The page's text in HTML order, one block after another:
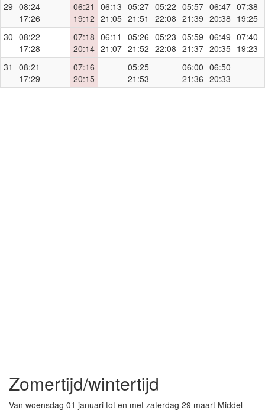
29 08:24
17:26
06:21
19:12
06:13
21:05
05:27
21:51
05:22
22:08
05:57
21:39
06:47
20:38
07:38
19:25
30 08:22
17:28
07:18
20:14
06:11
21:07
05:26
21:52
05:23
22:08
05:59
21:37
06:49
20:35
07:40
19:23
31
08:21
17:29
07:16
20:15
05:25
21:53
06:00
21:36
06:50
20:33
Zomertijd/wintertijd
Van woensdag 01 januari tot en met zaterdag 29 maart Middel-